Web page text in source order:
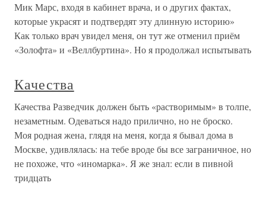
Мик Марс, входя в кабинет врача, и о других фактах,
которые украсят и подтвердят эту длинную историю»
Как только врач увидел меня, он тут же отменил приём
«Золофта» и «Веллбуртина». Но я продолжал испытывать
Качества
Качества Разведчик должен быть «растворимым» в толпе,
незаметным. Одеваться надо прилично, но не броско.
Моя родная жена, глядя на меня, когда я бывал дома в
Москве, удивлялась: на тебе вроде бы все заграничное, но
не похоже, что «иномарка». Я же знал: если в пивной
тридцать